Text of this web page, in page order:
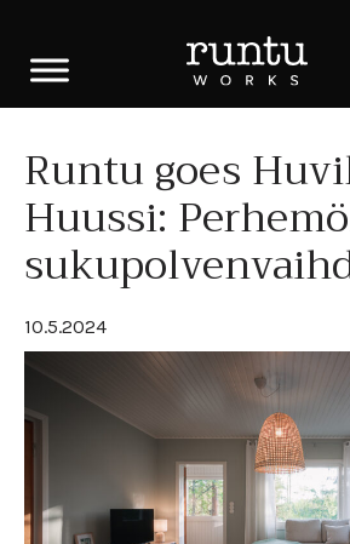
Runtu goes
Huussi:
10.5.2024